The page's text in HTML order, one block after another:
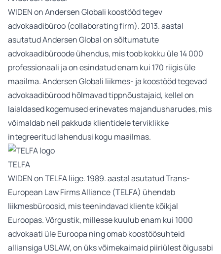
WIDEN on Andersen Globali koostööd tegev
advokaadibüroo (collaborating firm). 2013. aastal
asutatud Andersen Global on sõltumatute
advokaadibüroode ühendus, mis toob kokku üle 14 000
professionaali ja on esindatud enam kui 170 riigis üle
maailma. Andersen Globali liikmes- ja koostööd tegevad
advokaadibürood hõlmavad tippnõustajaid, kellel on
laialdased kogemused erinevates majandusharudes, mis
võimaldab neil pakkuda klientidele terviklikke
integreeritud lahendusi kogu maailmas.
TELFA
WIDEN on TELFA liige. 1989. aastal asutatud Trans-
European Law Firms Alliance (TELFA) ühendab
liikmesbüroosid, mis teenindavad kliente kõikjal
Euroopas. Võrgustik, millesse kuulub enam kui 1000
advokaati üle Euroopa ning omab koostöösuhteid
alliansiga USLAW, on üks võimekaimaid piiriülest õigusabi